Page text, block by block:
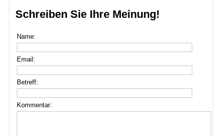
Schreiben Sie Ihre Meinung!
Name:
Email:
Betreff:
Kommentar: